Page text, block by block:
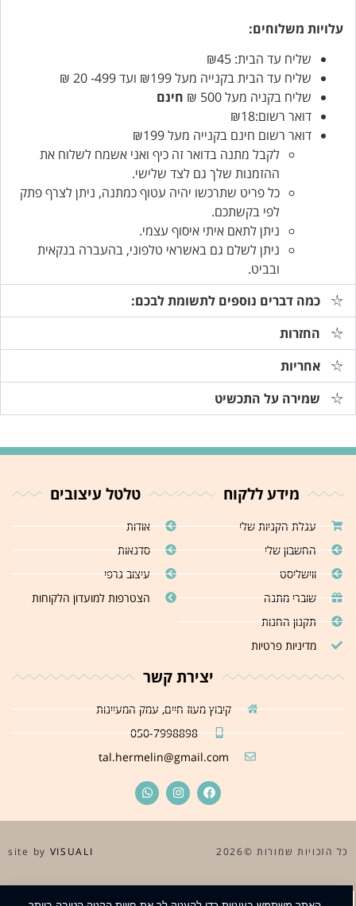
עלויות משלוחים:
שליח עד הבית: ₪45
שליח עד הבית בקנייה מעל ₪199 ועד 499- 20 ₪
שליח בקניה מעל 500 ₪
חינם
דואר רשום:₪18
דואר רשום חינם בקנייה מעל ₪199
לקבל מתנה בדואר זה כיף ואני אשמח לשלוח את
ההזמנות שלך גם לצד שלישי.
כל פריט שתרכשו יהיה עטוף כמתנה, ניתן לצרף פתק
לפי בקשתכם.
ניתן לתאם איתי איסוף עצמי.
ניתן לשלם גם באשראי טלפוני, בהעברה בנקאית
ובביט.
כמה דברים נוספים לתשומת לבכם:
החזרות
אחריות
שמירה על התכשיט
מידע ללקוח
עגלת הקניות שלי
החשבון שלי
ווישליסט
שוברי מתנה
תקנון החנות
מדיניות פרטיות
טלטל עיצובים
אודות
סדנאות
עיצוב גרפי
הצטרפות למועדון הלקוחות
יצירת קשר
קיבוץ מעוז חיים, עמק המעיינות
050-7998898
tal.hermelin@gmail.com
כל הזכויות שמורות ©2026 site byVISUALI